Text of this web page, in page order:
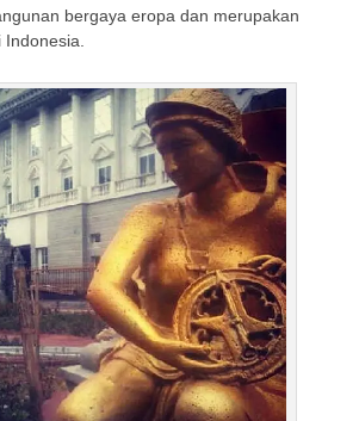
bergaya eropa dan merupakan